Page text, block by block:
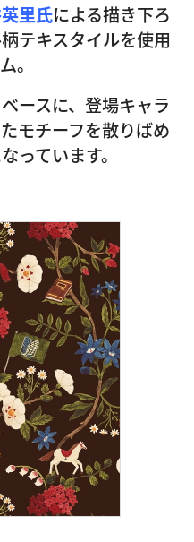
里氏による描き下ろ
テキスタイルを使用
。
ースに、登場キャラ
モチーフを散りばめ
っています。